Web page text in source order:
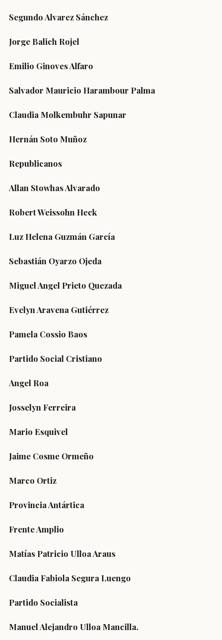
Segundo Alvarez Sánchez
Jorge Balich Rojel
Emilio Ginoves Alfaro
Salvador Mauricio Harambour Palma
Claudia Molkembuhr Sapunar
Hernán Soto Muñoz
Republicanos
Allan Stowhas Alvarado
Robert Weissohn Heck
Luz Helena Guzmán García
Sebastián Oyarzo Ojeda
Miguel Angel Prieto Quezada
Evelyn Aravena Gutiérrez
Pamela Cossio Baos
Partido Social Cristiano
Angel Roa
Josselyn Ferreira
Mario Esquivel
Jaime Cosme Ormeño
Marco Ortiz
Provincia Antártica
Frente Amplio
Matías Patricio Ulloa Araus
Claudia Fabiola Segura Luengo
Partido Socialista
Manuel Alejandro Ulloa Mancilla.